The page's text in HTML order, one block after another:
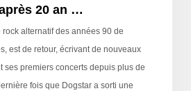
20 an …
alternatif des années 90 de
est de retour, écrivant de nouveaux
ses premiers concerts depuis plus de
fois que Dogstar a sorti une